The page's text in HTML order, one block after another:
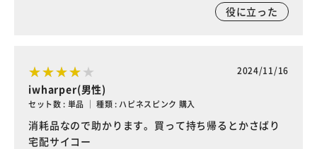
役に立った
2024/11/16
iwharper(男性)
セット数 : 単品 ｜ 種類 : ハピネスピンク 購入
消耗品なので助かります。買って持ち帰るとかさばり
宅配サイコー